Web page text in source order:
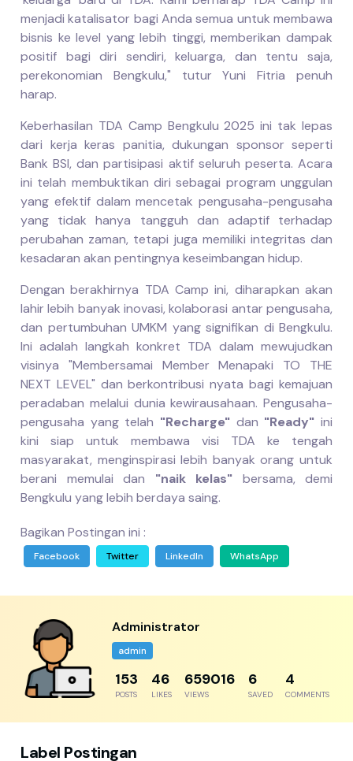
menjadi katalisator bagi Anda semua untuk membawa
bisnis ke level yang lebih tinggi, memberikan dampak
positif bagi diri sendiri, keluarga, dan tentu saja,
perekonomian Bengkulu," tutur Yuni Fitria penuh
harap.
Keberhasilan TDA Camp Bengkulu 2025 ini tak lepas
dari kerja keras panitia, dukungan sponsor seperti
Bank BSI, dan partisipasi aktif seluruh peserta. Acara
ini telah membuktikan diri sebagai program unggulan
yang efektif dalam mencetak pengusaha-pengusaha
yang tidak hanya tangguh dan adaptif terhadap
perubahan zaman, tetapi juga memiliki integritas dan
kesadaran akan pentingnya keseimbangan hidup.
Dengan berakhirnya TDA Camp ini, diharapkan akan
lahir lebih banyak inovasi, kolaborasi antar pengusaha,
dan pertumbuhan UMKM yang signifikan di Bengkulu.
Ini adalah langkah konkret TDA dalam mewujudkan
visinya "Membersamai Member Menapaki TO THE
NEXT LEVEL" dan berkontribusi nyata bagi kemajuan
peradaban melalui dunia kewirausahaan. Pengusaha-
pengusaha yang telah "Recharge" dan "Ready" ini
kini siap untuk membawa visi TDA ke tengah
masyarakat, menginspirasi lebih banyak orang untuk
berani memulai dan "naik kelas" bersama, demi
Bengkulu yang lebih berdaya saing.
Bagikan Postingan ini :
Facebook Twitter LinkedIn WhatsApp
Administrator
admin
217
POSTS
65
LIKES
933606
VIEWS
9
SAVED
5
COMMENTS
Label Postingan